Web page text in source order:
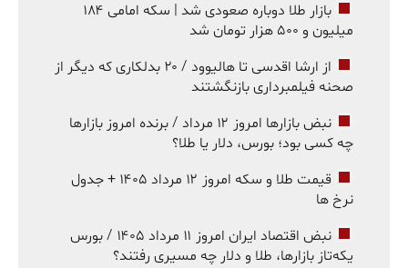
بازار طلا دوباره صعودی شد | سکه امامی ۱۸۴
میلیون و ۵۰۰ هزار تومان شد
از ارشا اقدسی تا هالیوود / ۲۰ بدلکاری که دیگر از
صحنه فیلمبرداری بازنگشتند
نبض بازارها امروز ۱۲ مرداد / برنده امروز بازارها
چه کسی بود؛ بورس، دلار یا طلا؟
قیمت طلا و سکه امروز ۱۲ مرداد ۱۴۰۵ + جدول
نرخ ها
نبض اقتصاد ایران امروز ۱۱ مرداد ۱۴۰۵ / بورس
یکه‌تاز بازارها، طلا و دلار چه مسیری رفتند؟